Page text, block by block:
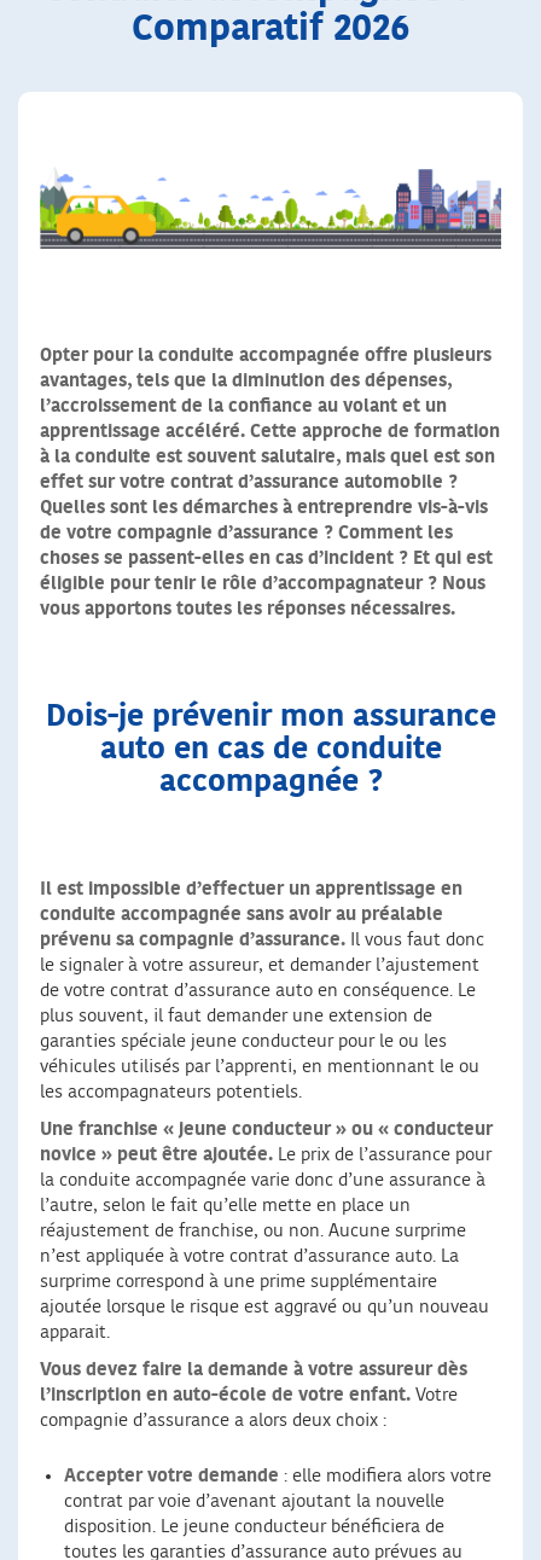
Comparatif 2026
Opter pour la conduite accompagnée offre plusieurs
avantages, tels que la diminution des dépenses,
l’accroissement de la confiance au volant et un
apprentissage accéléré. Cette approche de formation
à la conduite est souvent salutaire, mais quel est son
effet sur votre contrat d’assurance automobile ?
Quelles sont les démarches à entreprendre vis-à-vis
de votre compagnie d’assurance ? Comment les
choses se passent-elles en cas d’incident ? Et qui est
éligible pour tenir le rôle d’accompagnateur ? Nous
vous apportons toutes les réponses nécessaires.
Dois-je prévenir mon assurance
auto en cas de conduite
accompagnée ?
Il est impossible d’effectuer un apprentissage en
conduite accompagnée sans avoir au préalable
prévenu sa compagnie d’assurance. Il vous faut donc
le signaler à votre assureur, et demander l’ajustement
de votre contrat d’assurance auto en conséquence. Le
plus souvent, il faut demander une extension de
garanties spéciale jeune conducteur pour le ou les
véhicules utilisés par l’apprenti, en mentionnant le ou
les accompagnateurs potentiels.
Une franchise « jeune conducteur » ou « conducteur
novice » peut être ajoutée. Le prix de l’assurance pour
la conduite accompagnée varie donc d’une assurance à
l’autre, selon le fait qu’elle mette en place un
réajustement de franchise, ou non. Aucune surprime
n’est appliquée à votre contrat d’assurance auto. La
surprime correspond à une prime supplémentaire
ajoutée lorsque le risque est aggravé ou qu’un nouveau
apparait.
Vous devez faire la demande à votre assureur dès
l’inscription en auto-école de votre enfant. Votre
compagnie d’assurance a alors deux choix :
Accepter votre demande : elle modifiera alors votre
contrat par voie d’avenant ajoutant la nouvelle
disposition. Le jeune conducteur bénéficiera de
toutes les garanties d’assurance auto prévues au